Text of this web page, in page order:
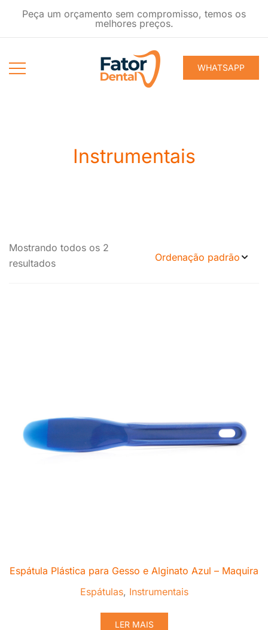
Peça um orçamento sem compromisso, temos os
melhores preços.
WHATSAPP
Instrumentais
Mostrando todos os 2
resultados
Espátula Plástica para Gesso e Alginato Azul – Maquira
Espátulas, Instrumentais
LER MAIS